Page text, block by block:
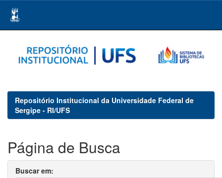
navigation
Repositório Institucional da Universidade Federal de
Sergipe - RI/UFS
Página de Busca
Buscar em: